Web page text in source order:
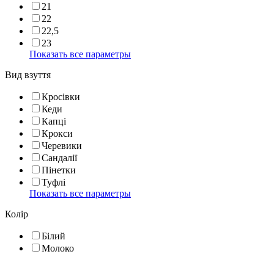
21
22
22,5
23
Показать все параметры
Вид взуття
Кросівки
Кеди
Капці
Крокси
Черевики
Сандалії
Пінетки
Туфлі
Показать все параметры
Колір
Білий
Молоко